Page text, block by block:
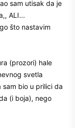
sam utisak da je
ALI...
što nastavim
(prozori) hale
svetla
bio u prilici da
(i boja), nego